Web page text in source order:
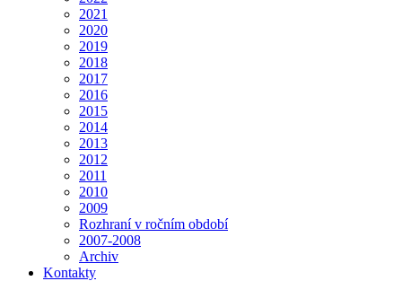
2021
2020
2019
2018
2017
2016
2015
2014
2013
2012
2011
2010
2009
Rozhraní v ročním období
2007-2008
Archiv
Kontakty